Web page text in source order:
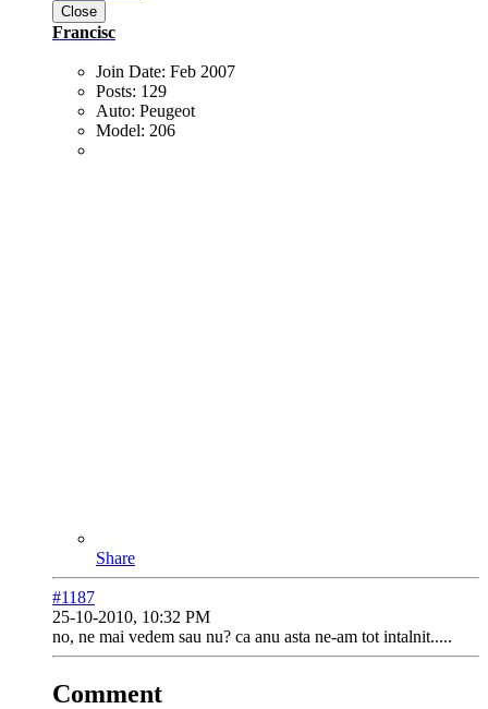
Close
Francisc
Join Date: Feb 2007
Posts: 129
Auto: Peugeot
Model: 206
Share
#1187
25-10-2010, 10:32 PM
no, ne mai vedem sau nu? ca anu asta ne-am tot intalnit.....
Comment